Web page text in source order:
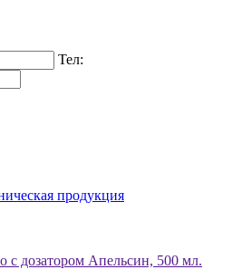
Тел:
продукция
с дозатором Апельсин, 500 мл.